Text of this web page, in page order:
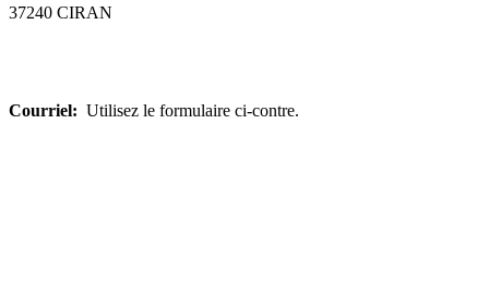
37240 CIRAN
Courriel: Utilisez le formulaire ci-contre.